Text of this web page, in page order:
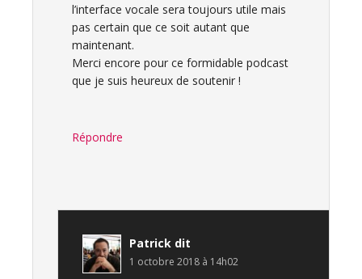
l’interface vocale sera toujours utile mais
pas certain que ce soit autant que
maintenant.
Merci encore pour ce formidable podcast
que je suis heureux de soutenir !
Répondre
Patrick dit
1 octobre 2018 à 14h02